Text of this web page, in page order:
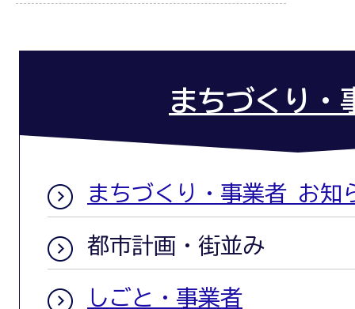
まちづくり・
まちづくり・事業者 お知
都市計画・街並み
しごと・事業者